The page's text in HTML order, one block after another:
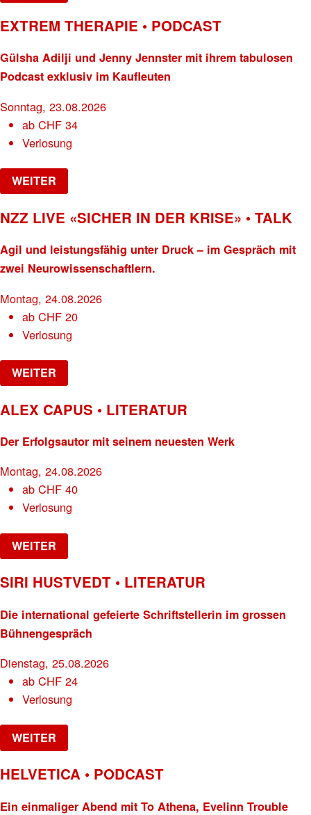
EXTREM THERAPIE • PODCAST
Gülsha Adilji und Jenny Jennster mit ihrem tabulosen
Podcast exklusiv im Kaufleuten
Sonntag, 23.08.2026
abCHF 34
Verlosung
WEITER
NZZ LIVE «SICHER IN DER KRISE» • TALK
Agil und leistungsfähig unter Druck – im Gespräch mit
zwei Neurowissenschaftlern.
Montag, 24.08.2026
abCHF 20
Verlosung
WEITER
ALEX CAPUS • LITERATUR
Der Erfolgsautor mit seinem neuesten Werk
Montag, 24.08.2026
abCHF 40
Verlosung
WEITER
SIRI HUSTVEDT • LITERATUR
Die international gefeierte Schriftstellerin im grossen
Bühnengespräch
Dienstag, 25.08.2026
abCHF 24
Verlosung
WEITER
HELVETICA • PODCAST
Ein einmaliger Abend mit To Athena, Evelinn Trouble